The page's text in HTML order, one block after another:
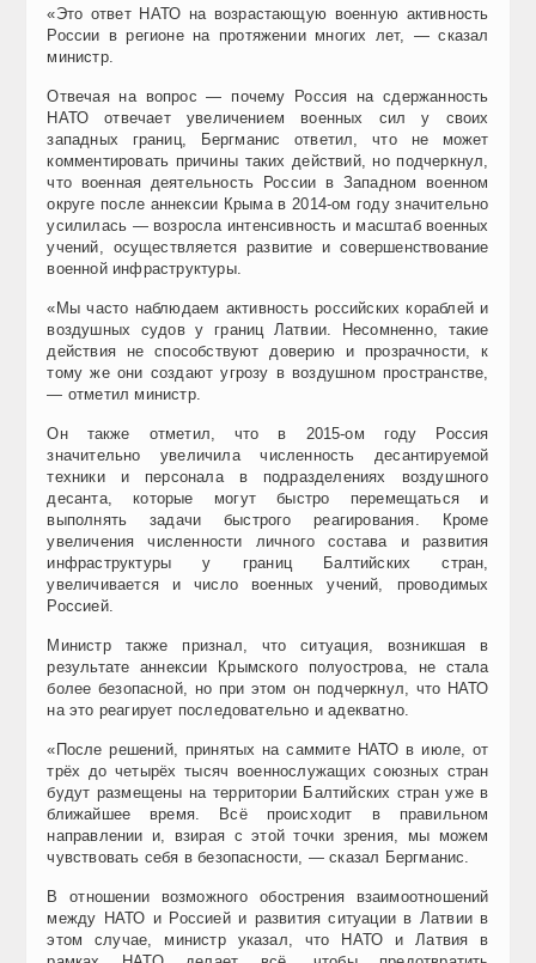
«Это ответ НАТО на возрастающую военную активность
России в регионе на протяжении многих лет, — сказал
министр.
Отвечая на вопрос — почему Россия на сдержанность
НАТО отвечает увеличением военных сил у своих
западных границ, Бергманис ответил, что не может
комментировать причины таких действий, но подчеркнул,
что военная деятельность России в Западном военном
округе после аннексии Крыма в 2014-ом году значительно
усилилась — возросла интенсивность и масштаб военных
учений, осуществляется развитие и совершенствование
военной инфраструктуры.
«Мы часто наблюдаем активность российских кораблей и
воздушных судов у границ Латвии. Несомненно, такие
действия не способствуют доверию и прозрачности, к
тому же они создают угрозу в воздушном пространстве,
— отметил министр.
Он также отметил, что в 2015-ом году Россия
значительно увеличила численность десантируемой
техники и персонала в подразделениях воздушного
десанта, которые могут быстро перемещаться и
выполнять задачи быстрого реагирования. Кроме
увеличения численности личного состава и развития
инфраструктуры у границ Балтийских стран,
увеличивается и число военных учений, проводимых
Россией.
Министр также признал, что ситуация, возникшая в
результате аннексии Крымского полуострова, не стала
более безопасной, но при этом он подчеркнул, что НАТО
на это реагирует последовательно и адекватно.
«После решений, принятых на саммите НАТО в июле, от
трёх до четырёх тысяч военнослужащих союзных стран
будут размещены на территории Балтийских стран уже в
ближайшее время. Всё происходит в правильном
направлении и, взирая с этой точки зрения, мы можем
чувствовать себя в безопасности, — сказал Бергманис.
В отношении возможного обострения взаимоотношений
между НАТО и Россией и развития ситуации в Латвии в
этом случае, министр указал, что НАТО и Латвия в